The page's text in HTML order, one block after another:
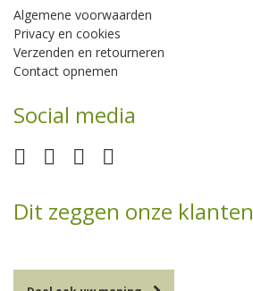
Algemene voorwaarden
Privacy en cookies
Verzenden en retourneren
Contact opnemen
Social media
Dit zeggen onze klanten